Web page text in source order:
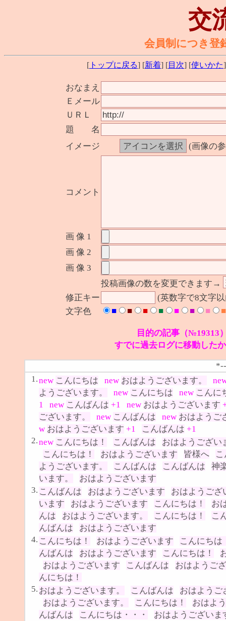
交
会員制につき登
[ トップに戻る] [新着] [目次] [使いかた
おなまえ
Ｅメール
ＵＲＬ
題 名
イメージ
(画像の
コメント
画 像 1
画 像 2
画 像 3
投稿画像の数を変更できます→
修正キー
(英数字で8文字
文字色
■ ■ ■ ■ ■ ■ ■ ■
目的の記事（№19313
すでに過去ログに移動した
1.new こんにちは new おはようございます。
ようございます。
new こんにちは new こんに
1
new こんばんは +1 new おはようございます
ございます。
new こんばんは new おはようご
w おはようございます +1 こんばんは +1
2.new こんにちは！ こんばんは
おはようござい
こんにちは！
おはようございます 皆様へ
ようございます。
こんばんは こんばんは
神
います。
おはようございます
3. こんばんは おはようございます
おはようござ
います
おはようございます こんにちは！
お
んは
おはようございます。 こんにちは！
こ
んばんは
おはようございます
4. こんにちは！ おはようございます
こんにちは
んばんは
おはようございます こんにちは！
おはようございます
こんばんは
おはようご
んにちは！
5. おはようございます。 こんばんは
おはようご
おはようございます。
こんにちは！
おはよ
んばんは
こんにちは・・・
おはようございま